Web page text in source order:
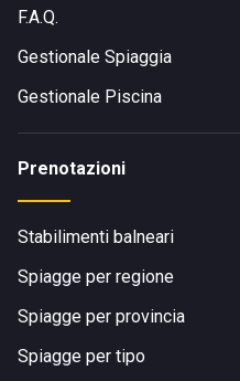
F.A.Q.
Gestionale Spiaggia
Gestionale Piscina
Prenotazioni
Stabilimenti balneari
Spiagge per regione
Spiagge per provincia
Spiagge per tipo